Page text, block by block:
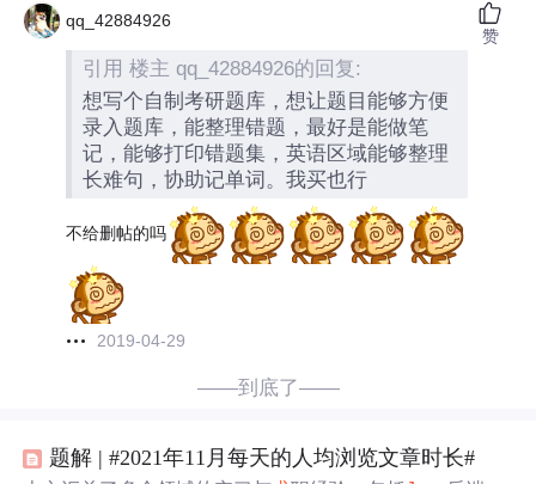
qq_42884926
引用 楼主 qq_42884926的回复:
想写个自制考研题库，想让题目能够方便
录入题库，能整理错题，最好是能做笔
记，能够打印错题集，英语区域能够整理
长难句，协助记单词。我买也行
不给删帖的吗
2019-04-29
赞
——到底了——
题解 | #2021年11月每天的人均浏览文章时长#